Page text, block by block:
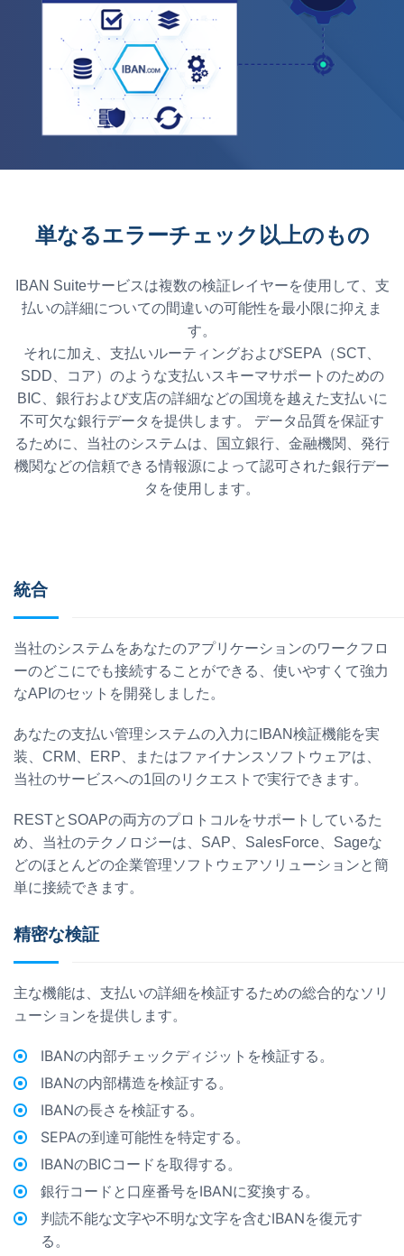
単なるエラーチェック以上のもの
IBAN Suiteサービスは複数の検証レイヤーを使用して、支
払いの詳細についての間違いの可能性を最小限に抑えま
す。
それに加え、支払いルーティングおよびSEPA（SCT、
SDD、コア）のような支払いスキーマサポートのための
BIC、銀行および支店の詳細などの国境を越えた支払いに
不可欠な銀行データを提供します。 データ品質を保証す
るために、当社のシステムは、国立銀行、金融機関、発行
機関などの信頼できる情報源によって認可された銀行デー
タを使用します。
統合
当社のシステムをあなたのアプリケーションのワークフロ
ーのどこにでも接続することができる、使いやすくて強力
なAPIのセットを開発しました。
あなたの支払い管理システムの入力にIBAN検証機能を実
装、CRM、ERP、またはファイナンスソフトウェアは、
当社のサービスへの1回のリクエストで実行できます。
RESTとSOAPの両方のプロトコルをサポートしているた
め、当社のテクノロジーは、SAP、SalesForce、Sageな
どのほとんどの企業管理ソフトウェアソリューションと簡
単に接続できます。
精密な検証
主な機能は、支払いの詳細を検証するための総合的なソリ
ューションを提供します。
IBANの内部チェックディジットを検証する。
IBANの内部構造を検証する。
IBANの長さを検証する。
SEPAの到達可能性を特定する。
IBANのBICコードを取得する。
銀行コードと口座番号をIBANに変換する。
判読不能な文字や不明な文字を含むIBANを復元す
る。